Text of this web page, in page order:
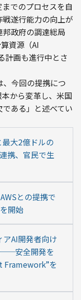
でのプロセスを自
遂行能力の向上が
政府の調達総局
資源（AI
計画も進行中とさ
今回の提携につ
から変革し、米国
ある」と述べてい
大2億ドルの
携、官民で生
との提携で
開始
AI開発者向け
──安全開発を
Framework”を